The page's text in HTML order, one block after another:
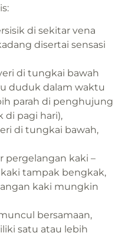
di sekitar vena
disertai sensasi
di tungkai bawah
duduk dalam waktu
parah di penghujung
di pagi hari),
di tungkai bawah,
pergelangan kaki –
tampak bengkak,
kaki mungkin
bersamaan,
satu atau lebih